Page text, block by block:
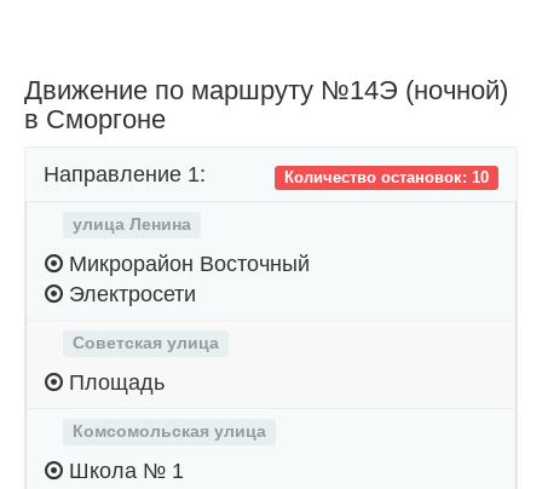
Движение по маршруту №14Э (ночной)
в Сморгоне
Количество остановок: 10
Направление 1:
улица Ленина
Микрорайон Восточный
Электросети
Советская улица
Площадь
Комсомольская улица
Школа № 1